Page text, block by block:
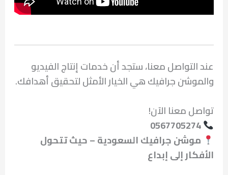
عند التواصل معنا، ستجد أن خدمات إنتاج الفيديو
والموشن جرافيك هي الخيار الأمثل لتحقيق أهدافك.
تواصل معنا الآن!
0567705274
موشن جرافيك السعودية – حيث تتحول
الأفكار إلى إبداع